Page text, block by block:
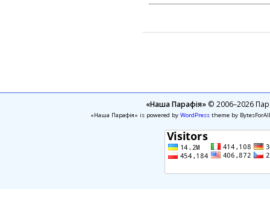
«Наша Парафія»© 2006–2026
«Наша Парафія» is powered by WordPresstheme by